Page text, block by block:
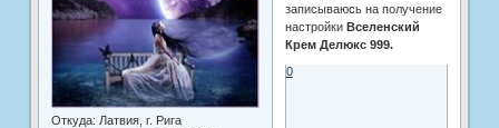
Откуда: Латвия, г. Рига
записываюсь на получение
настройки Вселенский
Крем Делюкс 999.
0